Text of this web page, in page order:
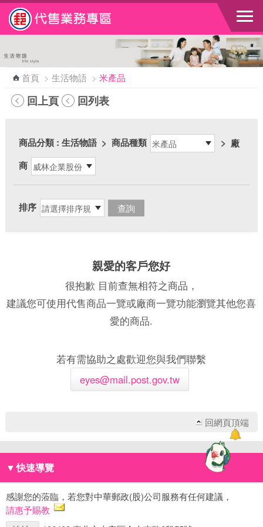
跳到主要內容區塊
首頁 > 生活物語 > 米產品
回上頁 回列表
商品分類: 生活物語 > 商品種類 > 廠
商
排序
親愛的客戶您好
很抱歉 目前查無相符之商品，
建議您可使用代售商品一覽或廠商一覽功能瀏覽其他您喜
愛的商品.
若有需協助之處歡迎您與我們聯繫
eyes@mail.post.gov.tw
回網頁頂端
▼ 快速導覽
感謝您的蒞臨，若您對中華郵政(股)公司服務有任何建議，
請惠予賜教